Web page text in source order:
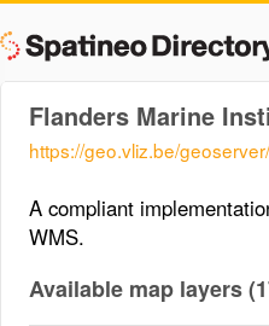
Flanders Marine
https://geo.vliz.be/
A compliant
WMS.
Available map layers